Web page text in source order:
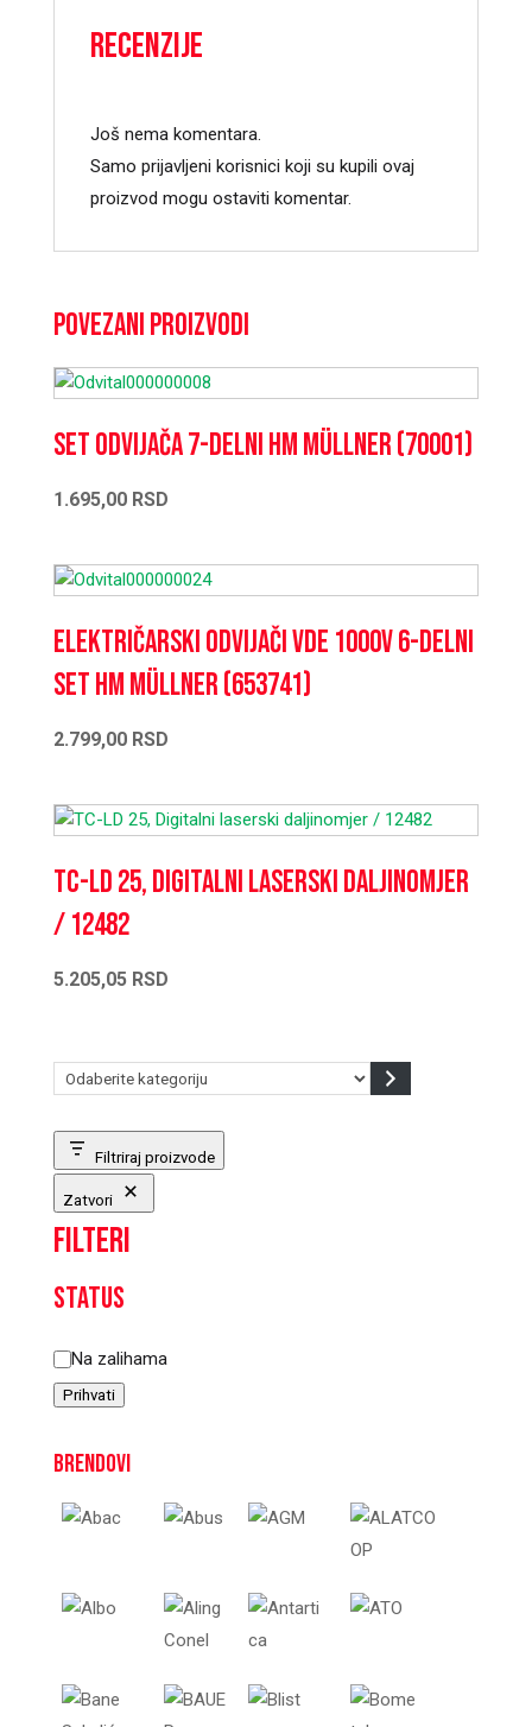
Recenzije
Još nema komentara.
Samo prijavljeni korisnici koji su kupili ovaj
proizvod mogu ostaviti komentar.
Povezani proizvodi
Set odvijača 7-delni HM Müllner (70001)
1.695,00 RSD
Električarski odvijači VDE 1000V 6-delni
set HM Müllner (653741)
2.799,00 RSD
TC-LD 25, Digitalni laserski daljinomjer
/ 12482
5.205,05 RSD
Odaberite
Filtriraj proizvode
Zatvori
Filteri
Status
Status
Na zalihama
Prihvati
Brendovi